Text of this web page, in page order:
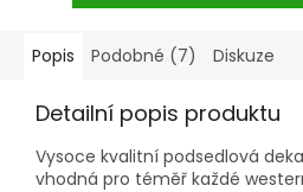
Popis Podobné (7) Diskuze
Detailní popis produktu
Vysoce kvalitní podsedlová
vhodná pro téměř každé